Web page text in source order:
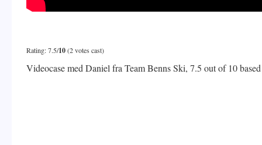
Rating: 7.5/10(2 votes cast)
Videocase med Daniel fra Team Benns Ski, 7.5 out of 10